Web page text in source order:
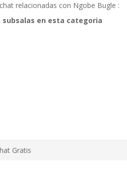
relacionadas con Ngobe Bugle :
subsalas en esta categoria
Gratis